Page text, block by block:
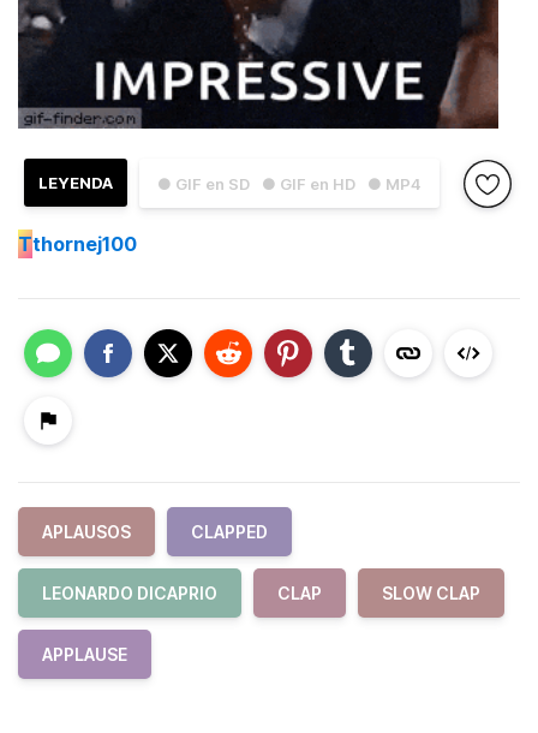
● GIF en SD ● GIF en HD ● MP4
LEYENDA
Tthornej100
APLAUSOS CLAPPED
LEONARDO DICAPRIO CLAP SLOW CLAP
APPLAUSE